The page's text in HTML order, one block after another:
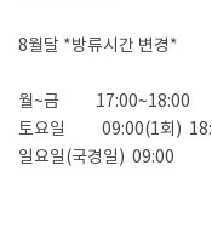
8월달 *방류시간 변경*
월~금 17:00~18:00
토요일 09:00(1회)
일요일(국경일) 09:00